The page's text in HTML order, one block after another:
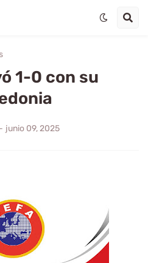
1-0 con su
- junio 09, 2025